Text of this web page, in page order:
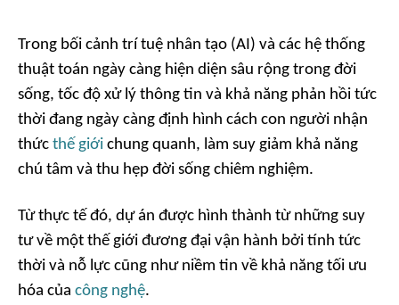
Trong bối cảnh trí tuệ nhân tạo (AI) và các hệ thống
thuật toán ngày càng hiện diện sâu rộng trong đời
sống, tốc độ xử lý thông tin và khả năng phản hồi tức
thời đang ngày càng định hình cách con người nhận
thức thế giới chung quanh, làm suy giảm khả năng
chú tâm và thu hẹp đời sống chiêm nghiệm.
Từ thực tế đó, dự án được hình thành từ những suy
tư về một thế giới đương đại vận hành bởi tính tức
thời và nỗ lực cũng như niềm tin về khả năng tối ưu
hóa của công nghệ.